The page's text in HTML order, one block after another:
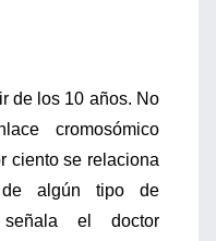
de los 10 años. No
cromosómico
ciento se relaciona
algún tipo de
señala el doctor